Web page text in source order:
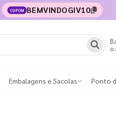
CUPOM BEMVINDOGIV10
o
Embalagens e Sacolas Ponto